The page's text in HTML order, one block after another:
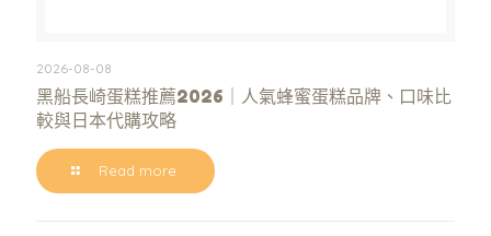
2026-08-08
黑船長崎蛋糕推薦2026｜人氣蜂蜜蛋糕品牌、口味比
較與日本代購攻略
Read more